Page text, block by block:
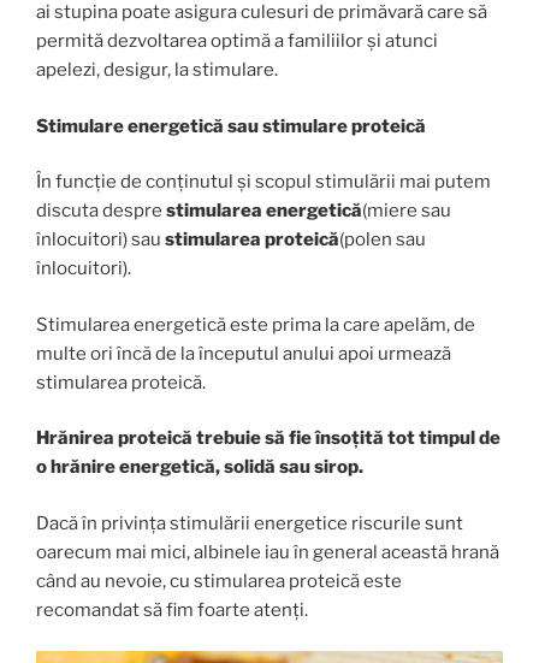
ai stupina poate asigura culesuri de primăvară care să
permită dezvoltarea optimă a familiilor și atunci
apelezi, desigur, la stimulare.
Stimulare energetică sau stimulare proteică
În funcție de conținutul și scopul stimulării mai putem
discuta despre stimularea energetică(miere sau
înlocuitori) sau stimularea proteică(polen sau
înlocuitori).
Stimularea energetică este prima la care apelăm, de
multe ori încă de la începutul anului apoi urmează
stimularea proteică.
Hrănirea proteică trebuie să fie însoțită tot timpul de
o hrănire energetică, solidă sau sirop.
Dacă în privința stimulării energetice riscurile sunt
oarecum mai mici, albinele iau în general această hrană
când au nevoie, cu stimularea proteică este
recomandat să fim foarte atenți.